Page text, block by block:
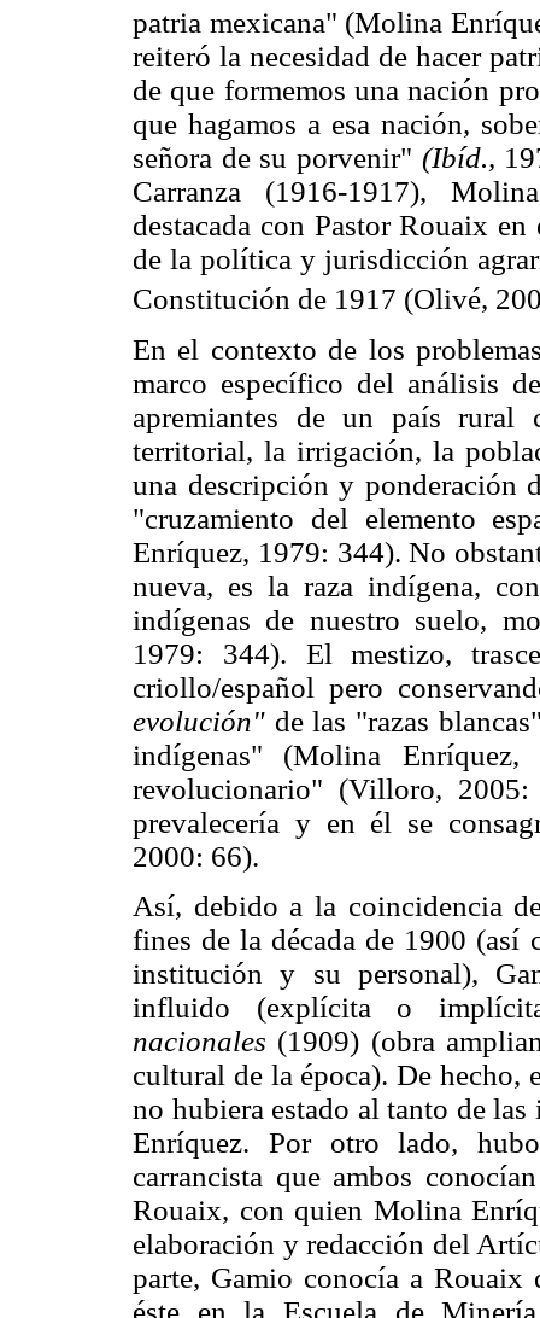
patria mexicana" (Molina
reiteró la necesidad de hacer
de que formemos una nación
que hagamos a esa nación,
señora de su porvenir" (Ibíd.,
Carranza (1916-1917),
destacada con Pastor Rouaix
de la política y jurisdicción
Constitución de 1917 (Olivé,
En el contexto de los
marco específico del análisis
apremiantes de un país
territorial, la irrigación, la
una descripción y ponderación
"cruzamiento del elemento
Enríquez, 1979: 344). No
nueva, es la raza indígena,
indígenas de nuestro suelo,
1979: 344). El mestizo,
criollo/español pero
evolución" de las "razas
indígenas" (Molina
revolucionario" (Villoro, 2005:
prevalecería y en él se
2000: 66).
Así, debido a la coincidencia
fines de la década de 1900 (así
institución y su personal),
influido (explícita o
nacionales (1909) (obra
cultural de la época). De hecho,
no hubiera estado al tanto de
Enríquez. Por otro lado,
carrancista que ambos
Rouaix, con quien Molina
elaboración y redacción del
parte, Gamio conocía a Rouaix
éste en la Escuela de